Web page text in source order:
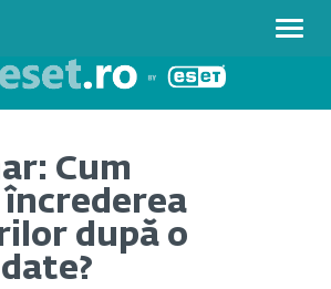
Cum
după o